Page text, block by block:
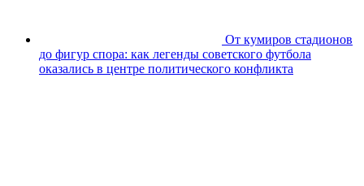
От кумиров стадионов
до фигур спора: как легенды советского футбола
оказались в центре политического конфликта